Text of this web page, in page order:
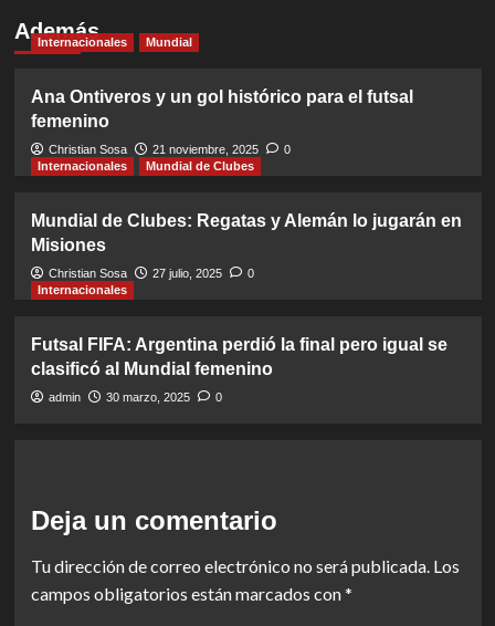
Además
Internacionales Mundial
Ana Ontiveros y un gol histórico para el futsal
femenino
Christian Sosa 21 noviembre, 2025
0
Internacionales
Mundial de Clubes
Mundial de Clubes: Regatas y Alemán lo jugarán en
Misiones
Christian Sosa 27 julio, 2025
0
Internacionales
Futsal FIFA: Argentina perdió la final pero igual se
clasificó al Mundial femenino
admin 30 marzo, 2025 0
Deja un comentario
Tu dirección de correo electrónico no será publicada. Los
campos obligatorios están marcados con*